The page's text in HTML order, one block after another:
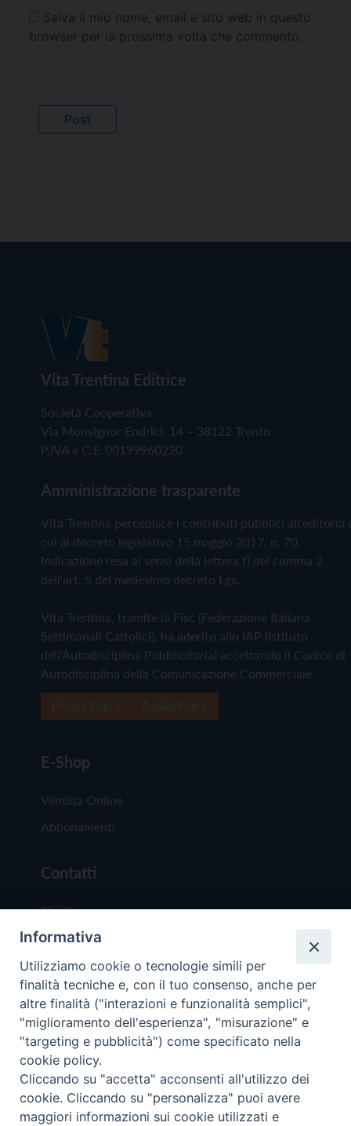
Salva il mio nome, email e sito web in questo
browser per la prossima volta che commento.
Vita Trentina Editrice
Società Cooperativa
Via Monsignor Endrici, 14 – 38122 Trento
P.IVA e C.F. 00199960220
Amministrazione trasparente
Vita Trentina percepisce i contributi pubblici all'editoria
cui al decreto legislativo 15 maggio 2017, n. 70.
Indicazione resa ai sensi della lettera f) del comma 2
dell'art. 5 del medesimo decreto Lgs.
Vita Trentina, tramite la Fisc (Federazione Italiana
Settimanali Cattolici), ha aderito allo IAP (Istituto
dell'Autodisciplina Pubblicitaria) accettando il Codice di
Autodisciplina della Comunicazione Commerciale
E-Shop
Vendita Online
Abbonamenti
Contatti
Chi Siamo
Redazione
Scrivici
Copyright © 2019 - Tutti i diritti riservati - Vita
Trentina Editrice
Informativa
Utilizziamo cookie o tecnologie simili per
finalità tecniche e, con il tuo consenso, anche per
altre finalità ("interazioni e funzionalità semplici",
"miglioramento dell'esperienza", "misurazione" e
"targeting e pubblicità") come specificato nella
cookie policy.
Cliccando su "accetta" acconsenti all'utilizzo dei
cookie. Cliccando su "personalizza" puoi avere
maggiori informazioni sui cookie utilizzati e